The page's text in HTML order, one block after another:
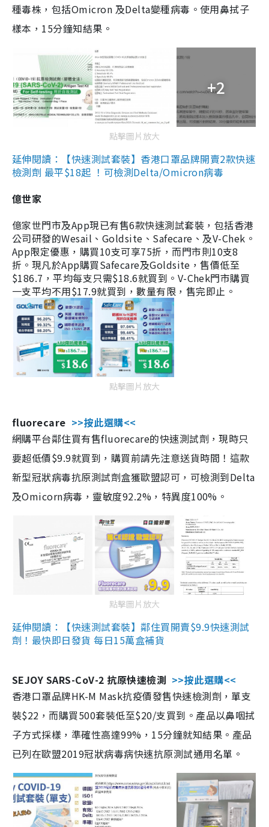
種毒株，包括Omicron 及Delta變種病毒。使用鼻拭子
樣本，15分鐘知結果。
+2
點擊圖片放大
延伸閱讀：【快速測試套裝】香港口罩品牌開賣2款快速
檢測劑 最平$18起 ！可檢測Delta/Omicron病毒
億世家
億家世門市及App現已有售6款快速測試套裝，包括香港
公司研發的Wesail、Goldsite、Safecare、及V-Chek。
App限定優惠，購買10支可享75折，而門市則10支8
折。現凡於App購買Safecare及Goldsite，售價低至
$186.7，平均每支只需$18.6就買到。V-Chek門市購買
一支平均不用$17.9就買到，數量有限，售完即止。
點擊圖片放大
fluorecare >>按此選購<<
網購平台鄰住買有售fluorecare的快速測試劑，現時只
要超低價$9.9就買到，購買前請先注意送貨時間！這款
新型冠狀病毒抗原測試劑盒獲歐盟認可，可檢測到Delta
及Omicorn病毒，靈敏度92.2%，特異度100%。
點擊圖片放大
延伸閱讀：【快速測試套裝】鄰住買開賣$9.9快速測試
劑！最快即日發貨 每日15萬盒補貨
SEJOY SARS-CoV-2 抗原快速檢測 >>按此選購<<
香港口罩品牌HK-M Mask抗疫價發售快速檢測劑，單支
裝$22，而購買500套裝低至$20/支買到。產品以鼻咽拭
子方式採樣，準確性高達99%，15分鐘就知結果。產品
已列在歐盟2019冠狀病毒病快速抗原測試通用名單。